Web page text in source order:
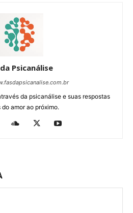
Psicanálise
da psicanálise e suas respostas
amor ao próximo.